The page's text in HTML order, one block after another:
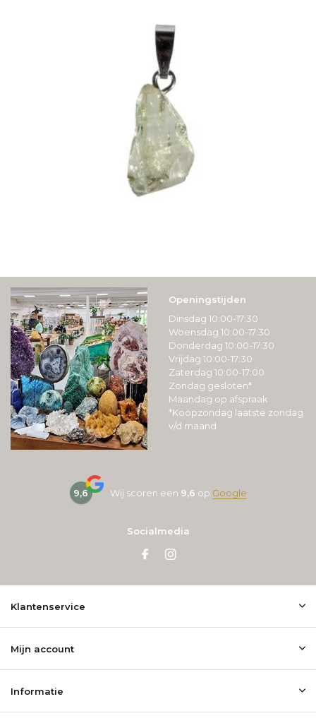
Openingstijden
Dinsdag 10:00-17:30
Woensdag 10:00-17:30
Donderdag 10:00-17:30
Vrijdag 10:00-17:30
Zaterdag 10:00-17:00
Zondag gesloten*
Maandag op afspraak
*Koopzondag laatste zondag
v/d maand
9,6 Wij scoren een 9,6 op Google
Socialmedia
Klantenservice
Mijn account
Informatie